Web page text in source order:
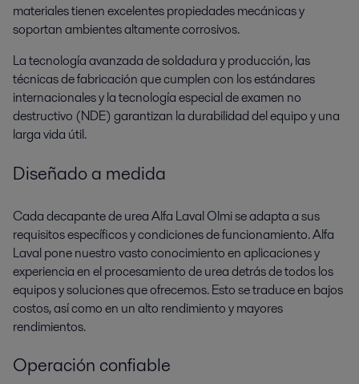
materiales tienen excelentes propiedades mecánicas y
soportan ambientes altamente corrosivos.
La tecnología avanzada de soldadura y producción, las
técnicas de fabricación que cumplen con los estándares
internacionales y la tecnología especial de examen no
destructivo (NDE) garantizan la durabilidad del equipo y una
larga vida útil.
Diseñado a medida
Cada decapante de urea Alfa Laval Olmi se adapta a sus
requisitos específicos y condiciones de funcionamiento. Alfa
Laval pone nuestro vasto conocimiento en aplicaciones y
experiencia en el procesamiento de urea detrás de todos los
equipos y soluciones que ofrecemos. Esto se traduce en bajos
costos, así como en un alto rendimiento y mayores
rendimientos.
Operación confiable